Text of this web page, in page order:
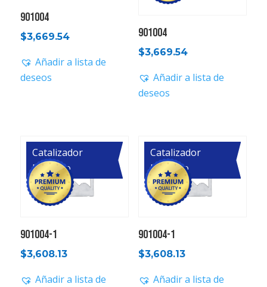
901004
$3,669.54
Añadir a lista de
deseos
901004
$3,669.54
Añadir a lista de
deseos
Catalizador
Primario
901004-1
$3,608.13
Añadir a lista de
Catalizador
Primario
901004-1
$3,608.13
Añadir a lista de